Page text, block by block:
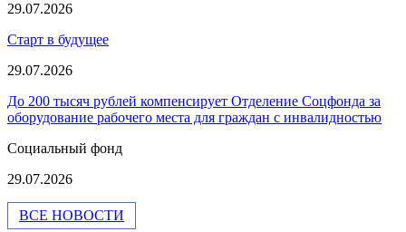
29.07.2026
Старт в будущее
29.07.2026
До 200 тысяч рублей компенсирует Отделение Соцфонда за
оборудование рабочего места для граждан с инвалидностью
Социальный фонд
29.07.2026
ВСЕ НОВОСТИ